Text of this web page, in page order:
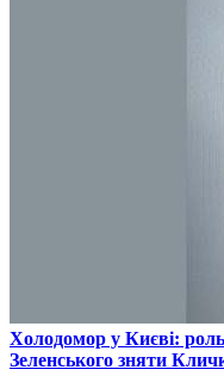
​Холодомор у Києві:
Зеленського зняти